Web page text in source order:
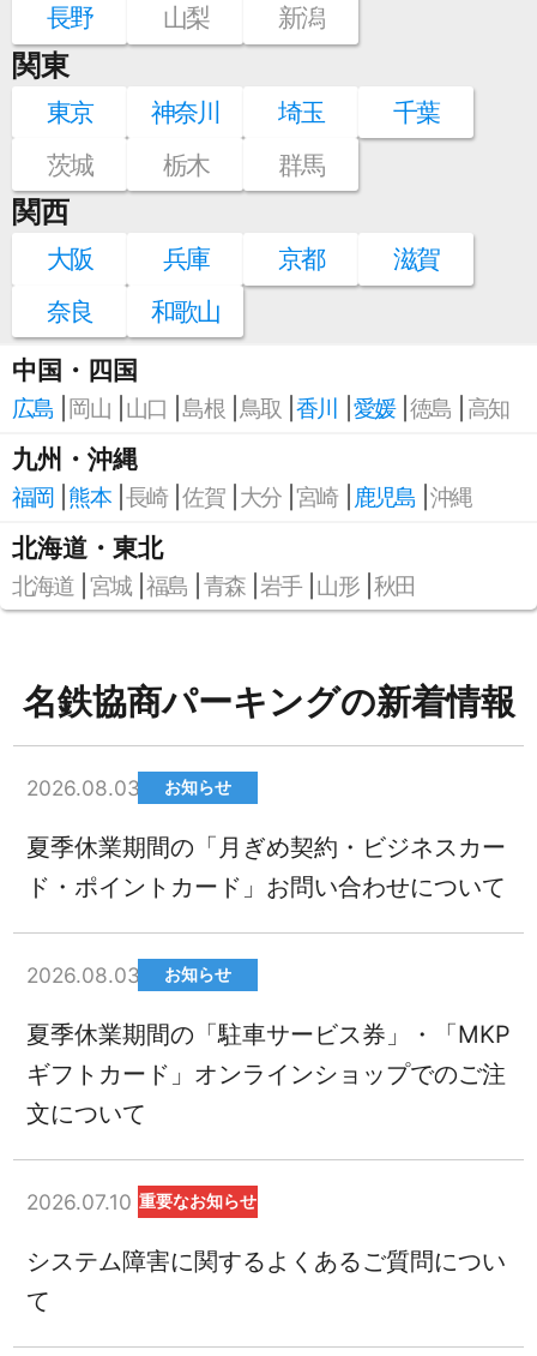
長野
山梨 新潟
関東
東京 神奈川 埼玉
千葉
茨城
栃木 群馬
関西
大阪 兵庫 京都
滋賀
奈良
和歌山
中国・四国
広島 岡山 山口 島根 鳥取 香川 愛媛 徳島 高知
九州・沖縄
福岡 熊本 長崎 佐賀 大分 宮崎 鹿児島 沖縄
北海道・東北
北海道 宮城 福島 青森 岩手 山形 秋田
名鉄協商パーキングの新着情報
2026.08.03 お知らせ
夏季休業期間の「月ぎめ契約・ビジネスカー
ド・ポイントカード」お問い合わせについて
2026.08.03 お知らせ
夏季休業期間の「駐車サービス券」・「MKP
ギフトカード」オンラインショップでのご注
文について
2026.07.10 重要なお知らせ
システム障害に関するよくあるご質問につい
て